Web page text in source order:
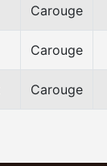
Carouge
Carouge
Carouge